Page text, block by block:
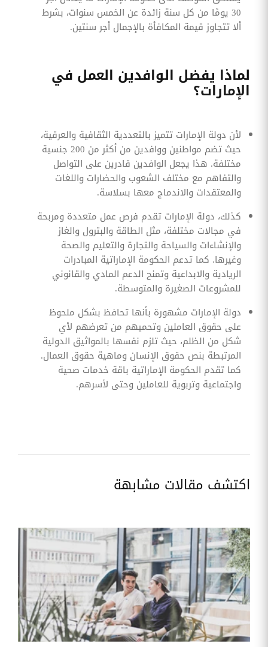
30 يومًا من كل سنة زائدة عن الخمس سنوات، بشرط
ألا تتجاوز قيمة المكافأة بالإجمال أجر سنتين.
لماذا يفضل الوافدين العمل في
الإمارات؟
لأن دولة الإمارات تتميز بالتعددية الثقافية والعرقية،
حيث تضم مواطنين ووافدين من أكثر من 200 جنسية
مختلفة. هذا يجعل الوافدين قادرين على التواصل
والتفاهم مع مختلف الشعوب والحضارات واللغات
والمعتقدات والاندماج معها بسلاسة.
كذلك، دولة الإمارات تقدم فرص عمل متعددة ومربحة
في مجالات مختلفة، مثل الطاقة والبترول والغاز
والإنشاءات والسياحة والتجارة والتعليم والصحة
وغيرها. كما تدعم الحكومة الإماراتية المبادرات
الريادية والابداعية وتمنح الدعم المادي والقانوني
للمشروعات الصغيرة والمتوسطة.
دولة الإمارات مشهورة بأنها تحافظ بشكل ملحوظ
على حقوق العاملين وتحميهم من تعرضهم لأي
شكل من الظلم، حيث تلزم نفسها بالمواثيق الدولية
المرتبطة بنص حقوق الإنسان وماهية حقوق العمال.
كما تقدم الحكومة الإماراتية باقة خدمات صحية
واجتماعية وتربوية للعاملين وحتى لأسرهم.
اكتشف مقالات مشابهة